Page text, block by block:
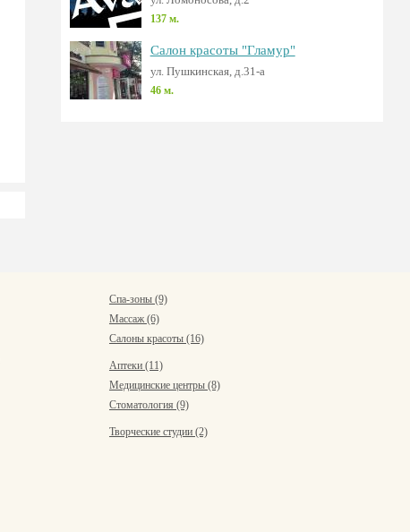
137 м.
Салон красоты "Гламур"
ул. Пушкинская, д.31-а
46 м.
Спа-зоны (9)
Массаж (6)
Салоны красоты (16)
Аптеки (11)
Медицинские центры (8)
Стоматология (9)
Творческие студии (2)